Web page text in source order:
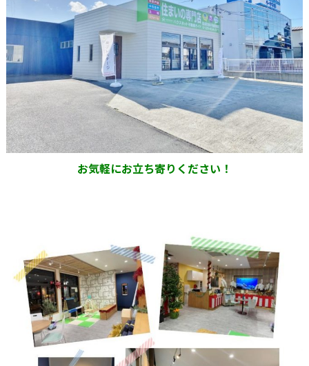
お気軽にお立ち寄りください！